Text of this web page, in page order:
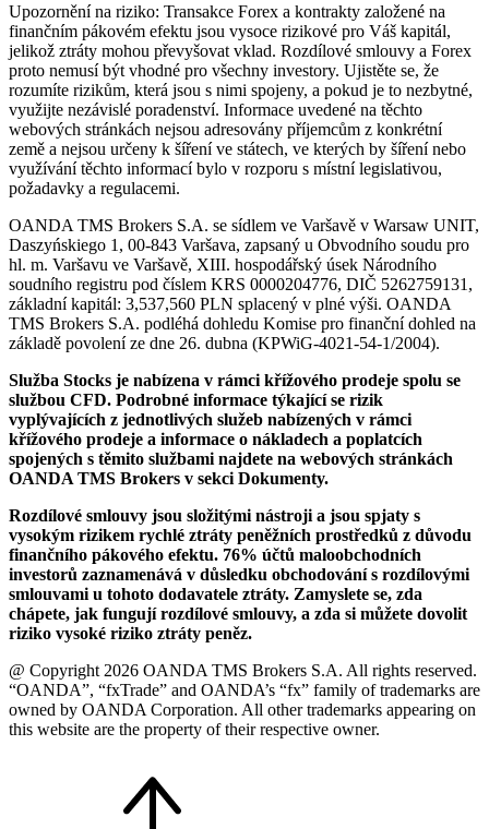
Upozornění na riziko: Transakce Forex a kontrakty založené na
finančním pákovém efektu jsou vysoce rizikové pro Váš kapitál,
jelikož ztráty mohou převyšovat vklad. Rozdílové smlouvy a Forex
proto nemusí být vhodné pro všechny investory. Ujistěte se, že
rozumíte rizikům, která jsou s nimi spojeny, a pokud je to nezbytné,
využijte nezávislé poradenství. Informace uvedené na těchto
webových stránkách nejsou adresovány příjemcům z konkrétní
země a nejsou určeny k šíření ve státech, ve kterých by šíření nebo
využívání těchto informací bylo v rozporu s místní legislativou,
požadavky a regulacemi.
OANDA TMS Brokers S.A. se sídlem ve Varšavě v Warsaw UNIT,
Daszyńskiego 1, 00-843 Varšava, zapsaný u Obvodního soudu pro
hl. m. Varšavu ve Varšavě, XIII. hospodářský úsek Národního
soudního registru pod číslem KRS 0000204776, DIČ 5262759131,
základní kapitál: 3,537,560 PLN splacený v plné výši. OANDA
TMS Brokers S.A. podléhá dohledu Komise pro finanční dohled na
základě povolení ze dne 26. dubna (KPWiG-4021-54-1/2004).
Služba Stocks je nabízena v rámci křížového prodeje spolu se
službou CFD. Podrobné informace týkající se rizik
vyplývajících z jednotlivých služeb nabízených v rámci
křížového prodeje a informace o nákladech a poplatcích
spojených s těmito službami najdete na webových stránkách
OANDA TMS Brokers v sekci Dokumenty.
Rozdílové smlouvy jsou složitými nástroji a jsou spjaty s
vysokým rizikem rychlé ztráty peněžních prostředků z důvodu
finančního pákového efektu. 76% účtů maloobchodních
investorů zaznamenává v důsledku obchodování s rozdílovými
smlouvami u tohoto dodavatele ztráty. Zamyslete se, zda
chápete, jak fungují rozdílové smlouvy, a zda si můžete dovolit
riziko vysoké riziko ztráty peněz.
@ Copyright 2026 OANDA TMS Brokers S.A. All rights reserved.
“OANDA”, “fxTrade” and OANDA’s “fx” family of trademarks are
owned by OANDA Corporation. All other trademarks appearing on
this website are the property of their respective owner.